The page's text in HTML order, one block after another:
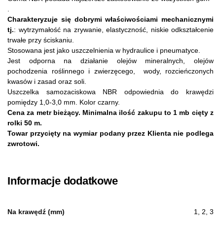
.
Charakteryzuje się dobrymi właściwościami mechanicznymi
tj.: wytrzymałość na zrywanie, elastyczność, niskie odkształcenie
trwałe przy ściskaniu.
Stosowana jest jako uszczelnienia w hydraulice i pneumatyce.
Jest odporna na działanie olejów mineralnych, olejów
pochodzenia roślinnego i zwierzęcego, wody, rozcieńczonych
kwasów i zasad oraz soli.
Uszczelka samozaciskowa NBR odpowiednia do krawędzi
pomiędzy 1,0-3,0 mm. Kolor czarny.
Cena za metr bieżący. Minimalna ilość zakupu to 1 mb cięty z
rolki 50 m.
Towar przycięty na wymiar podany przez Klienta nie podlega
zwrotowi.
Informacje dodatkowe
Na krawędź (mm) 1, 2, 3